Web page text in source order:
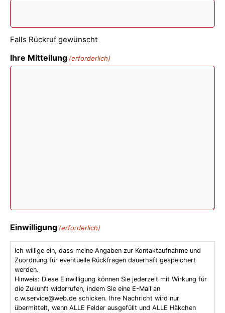
Falls Rückruf gewünscht
Ihre Mitteilung (erforderlich)
Einwilligung (erforderlich)
Ich willige ein, dass meine Angaben zur Kontaktaufnahme und
Zuordnung für eventuelle Rückfragen dauerhaft gespeichert
werden.
Hinweis: Diese Einwilligung können Sie jederzeit mit Wirkung für
die Zukunft widerrufen, indem Sie eine E-Mail an
c.w.service@web.de schicken. Ihre Nachricht wird nur
übermittelt, wenn ALLE Felder ausgefüllt und ALLE Häkchen